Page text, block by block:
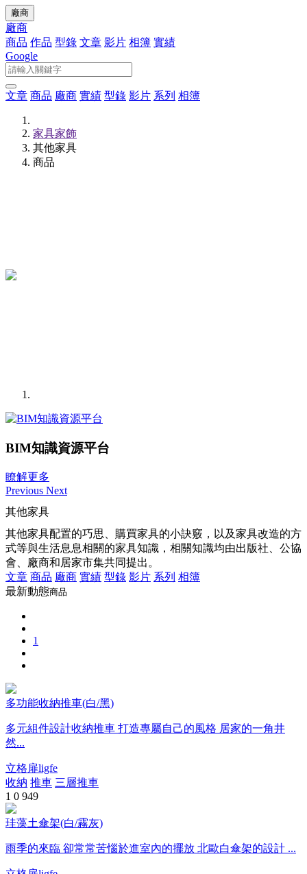
廠商
廠商
商品 作品 型錄 文章 影片 相簿 實績
Google
文章 商品 廠商 實績 型錄 影片 系列 相簿
家具家飾
其他家具
商品
BIM知識資源平台
瞭解更多
Previous Next
其他家具
其他家具配置的巧思、購買家具的小訣竅，以及家具改造的方
式等與生活息息相關的家具知識，相關知識均由出版社、公協
會、廠商和居家市集共同提出。
文章 商品 廠商 實績 型錄 影片 系列 相簿
最新動態商品
1
多功能收納推車(白/黑)
多元組件設計收納推車 打造專屬自己的風格 居家的一角井
然...
立格扉ligfe
收納 推車 三層推車
1 0 949
珪藻土傘架(白/霧灰)
雨季的來臨 卻常常苦惱於進室內的擺放 北歐白傘架的設計 ...